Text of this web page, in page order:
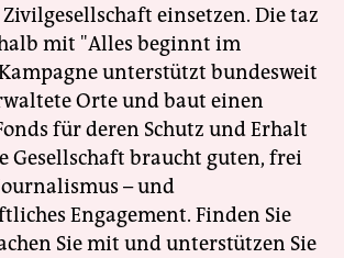
einsetzen. Die taz
mit "Alles beginnt im
unterstützt bundesweit
Orte und baut einen
für deren Schutz und Erhalt
Gesellschaft braucht guten, frei
– und
Engagement. Finden Sie
Sie mit und unterstützen Sie